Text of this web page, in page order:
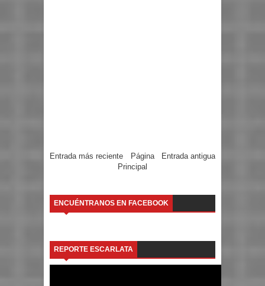
Entrada más reciente Entrada antigua
Página
Principal
ENCUÉNTRANOS EN FACEBOOK
REPORTE ESCARLATA